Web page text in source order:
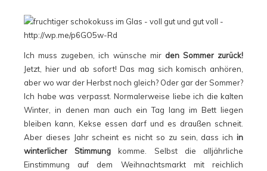
Ich muss zugeben, ich wünsche mir den Sommer zurück!
Jetzt, hier und ab sofort! Das mag sich komisch anhören,
aber wo war der Herbst noch gleich? Oder gar der Sommer?
Ich habe was verpasst. Normalerweise liebe ich die kalten
Winter, in denen man auch ein Tag lang im Bett liegen
bleiben kann, Kekse essen darf und es draußen schneit.
Aber dieses Jahr scheint es nicht so zu sein, dass ich in
winterlicher Stimmung komme. Selbst die alljährliche
Einstimmung auf dem Weihnachtsmarkt mit reichlich